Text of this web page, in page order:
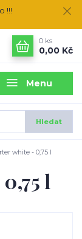
!!!
Menu
Hledat
0 ks
0,00 Kč
white - 0,75 l
l